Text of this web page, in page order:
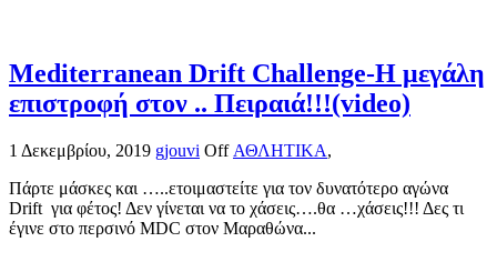
Mediterranean Drift Challenge-Η μεγάλη
επιστροφή στον .. Πειραιά!!!(video)
1 Δεκεμβρίου, 2019 gjouvi Off ΑΘΛΗΤΙΚΑ,
Πάρτε μάσκες και …..ετοιμαστείτε για τον δυνατότερο αγώνα
Drift για φέτος! Δεν γίνεται να το χάσεις….θα …χάσεις!!! Δες τι
έγινε στο περσινό MDC στον Μαραθώνα...